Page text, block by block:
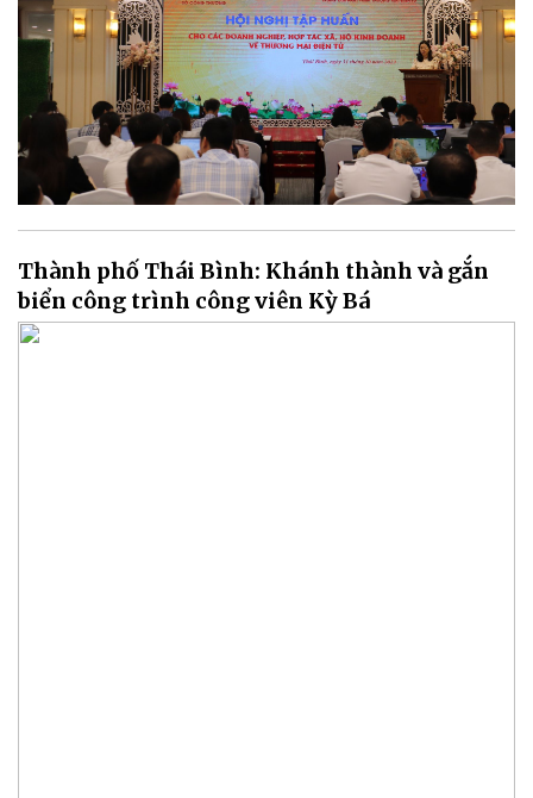
Thành phố Thái Bình: Khánh thành và gắn
biển công trình công viên Kỳ Bá